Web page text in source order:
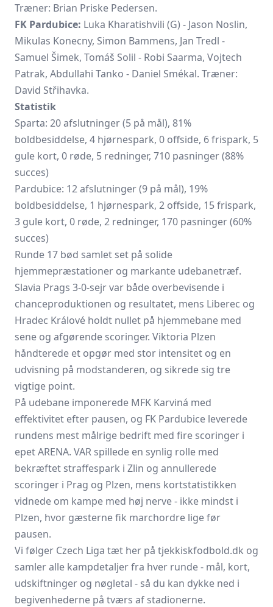
Træner: Brian Priske Pedersen.
FK Pardubice: Luka Kharatishvili (G) - Jason Noslin,
Mikulas Konecny, Simon Bammens, Jan Tredl -
Samuel Šimek, Tomáš Solil - Robi Saarma, Vojtech
Patrak, Abdullahi Tanko - Daniel Smékal. Træner:
David Střihavka.
Statistik
Sparta: 20 afslutninger (5 på mål), 81%
boldbesiddelse, 4 hjørnespark, 0 offside, 6 frispark, 5
gule kort, 0 røde, 5 redninger, 710 pasninger (88%
succes)
Pardubice: 12 afslutninger (9 på mål), 19%
boldbesiddelse, 1 hjørnespark, 2 offside, 15 frispark,
3 gule kort, 0 røde, 2 redninger, 170 pasninger (60%
succes)
Runde 17 bød samlet set på solide
hjemmepræstationer og markante udebanetræf.
Slavia Prags 3-0-sejr var både overbevisende i
chanceproduktionen og resultatet, mens Liberec og
Hradec Králové holdt nullet på hjemmebane med
sene og afgørende scoringer. Viktoria Plzen
håndterede et opgør med stor intensitet og en
udvisning på modstanderen, og sikrede sig tre
vigtige point.
På udebane imponerede MFK Karviná med
effektivitet efter pausen, og FK Pardubice leverede
rundens mest målrige bedrift med fire scoringer i
epet ARENA. VAR spillede en synlig rolle med
bekræftet straffespark i Zlin og annullerede
scoringer i Prag og Plzen, mens kortstatistikken
vidnede om kampe med høj nerve - ikke mindst i
Plzen, hvor gæsterne fik marchordre lige før
pausen.
Vi følger Czech Liga tæt her på tjekkiskfodbold.dk og
samler alle kampdetaljer fra hver runde - mål, kort,
udskiftninger og nøgletal - så du kan dykke ned i
begivenhederne på tværs af stadionerne.